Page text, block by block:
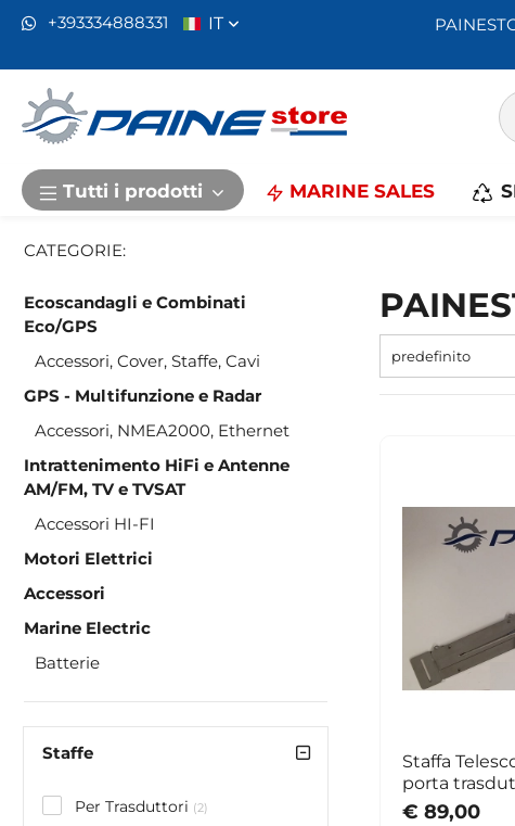
+393334888331 IT
Tutti i prodotti MARINE SALES
Home PAINESTORE
CATEGORIE:
Ecoscandagli e Combinati
Eco/GPS
Accessori, Cover, Staffe, Cavi
GPS - Multifunzione e Radar
Accessori, NMEA2000, Ethernet
Intrattenimento HiFi e Antenne
AM/FM, TV e TVSAT
Accessori HI-FI
Motori Elettrici
Accessori
Marine Electric
Batterie
Staffe
Per Trasduttori (2)
predefinito
Staffa
porta
€ 89,00